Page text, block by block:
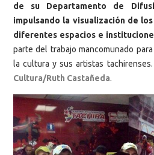
de su Departamento de
impulsando la visualización de
diferentes espacios e
parte del trabajo mancomunado
la cultura y sus artistas tachirenses.
Cultura/Ruth Castañeda.